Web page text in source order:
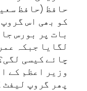
حافظ (حافظ
کو بھی اس
بات پر بورس
لگایا جبکہ
چائے کیسی
وزیر اعظم کے
پھر گروپ لیفٹ